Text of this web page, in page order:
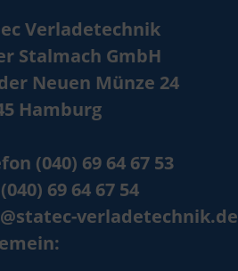
Verladetechnik
Stalmach GmbH
Neuen Münze 24
Hamburg
(040) 69 64 67 53
69 64 67 54
verladetechnik.de